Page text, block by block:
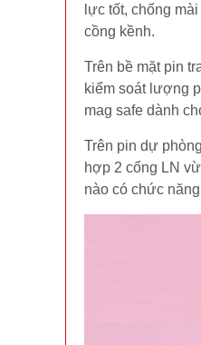
lực tốt, chống
cồng kềnh.
Trên bề mặt pin
kiểm soát lượng
mag safe dành
Trên pin dự
hợp 2 cổng LN
nào có chức